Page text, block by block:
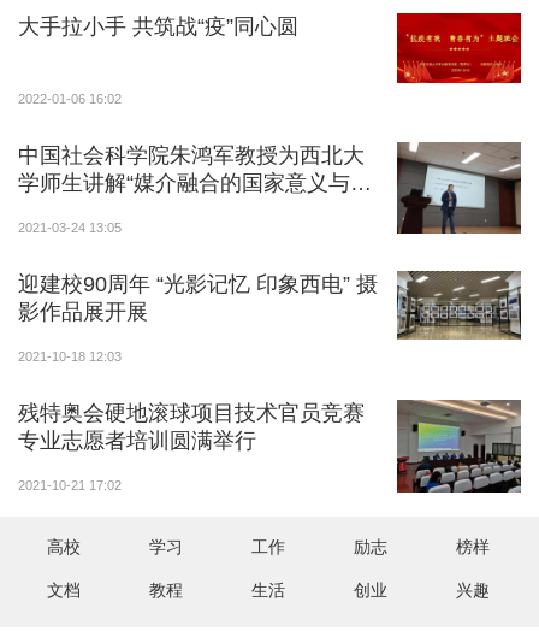
大手拉小手 共筑战“疫”同心圆
2022-01-06 16:02
中国社会科学院朱鸿军教授为西北大
学师生讲解“媒介融合的国家意义与主
2021-03-24 13:05
迎建校90周年 “光影记忆 印象西电” 摄
影作品展开展
2021-10-18 12:03
残特奥会硬地滚球项目技术官员竞赛
专业志愿者培训圆满举行
2021-10-21 17:02
高校 学习 工作 励志 榜样
文档 教程 生活 创业 兴趣